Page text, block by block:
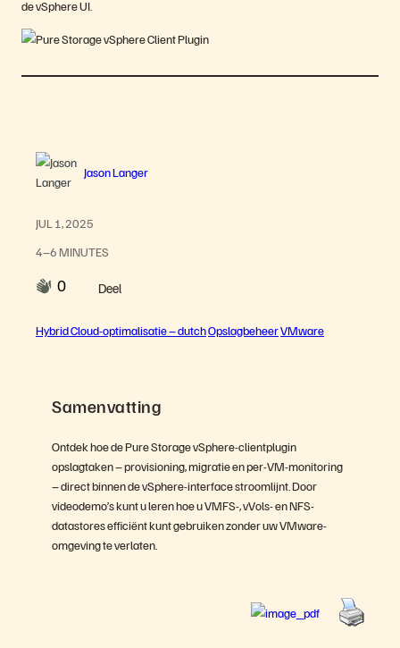
de vSphere UI.
Jason Langer
JUL 1, 2025
4–6 MINUTES
0 Deel
Hybrid Cloud-optimalisatie – dutchOpslagbeheerVMware
Samenvatting
Ontdek hoe de Pure Storage vSphere-clientplugin
opslagtaken – provisioning, migratie en per-VM-monitoring
– direct binnen de vSphere-interface stroomlijnt. Door
videodemo’s kunt u leren hoe u VMFS-, vVols- en NFS-
datastores efficiënt kunt gebruiken zonder uw VMware-
omgeving te verlaten.